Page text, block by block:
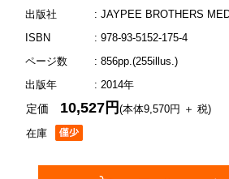
出版社
: JAYPEE BROTHERS
ISBN
: 978-93-5152-175-4
ページ数
: 856pp.(255illus.)
出版年
: 2014年
在庫
定価 10,527円(本体9,570円 ＋ 税)